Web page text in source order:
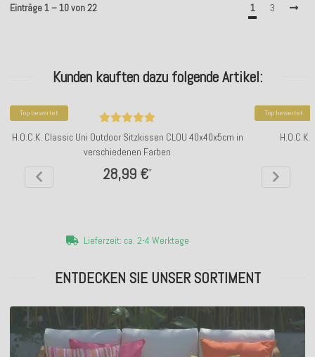
Einträge 1 – 10 von 22 1 3
Kunden kauften dazu folgende Artikel:
Top bewertet
H.O.C.K. Classic Uni Outdoor Sitzkissen CLOU 40x40x5cm in
verschiedenen Farben
28,99 €*
Lieferzeit: ca. 2-4 Werktage
Top bewertet
ENTDECKEN SIE UNSER SORTIMENT